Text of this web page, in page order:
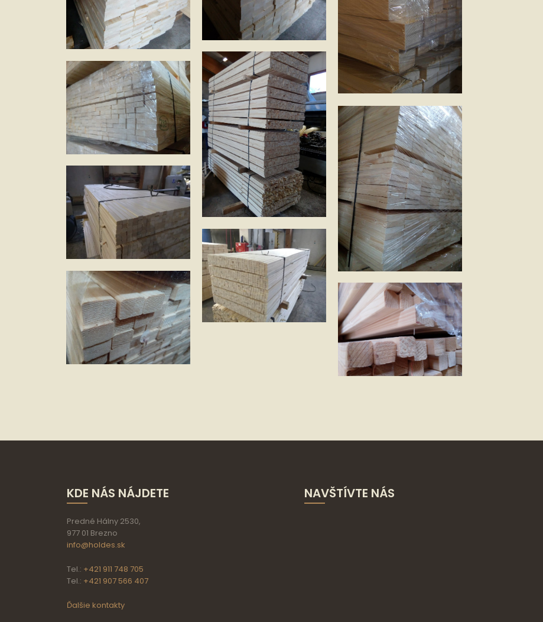
KDE NÁS NÁJDETE
Predné Hálny 2530,
977 01 Brezno
info@holdes.sk
Tel.: +421 911 748 705
Tel.: +421 907 566 407
Ďalšie kontakty
NAVŠTÍVTE NÁS